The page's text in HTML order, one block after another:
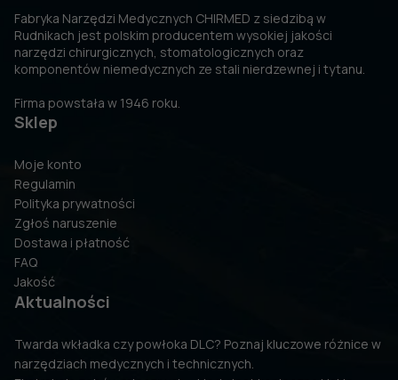
Fabryka Narzędzi Medycznych CHIRMED z siedzibą w
Rudnikach jest polskim producentem wysokiej jakości
narzędzi chirurgicznych, stomatologicznych oraz
komponentów niemedycznych ze stali nierdzewnej i tytanu.
Firma powstała w 1946 roku.
Sklep
Moje konto
Regulamin
Polityka prywatności
Zgłoś naruszenie
Dostawa i płatność
FAQ
Jakość
Aktualności
Twarda wkładka czy powłoka DLC? Poznaj kluczowe różnice w
narzędziach medycznych i technicznych.